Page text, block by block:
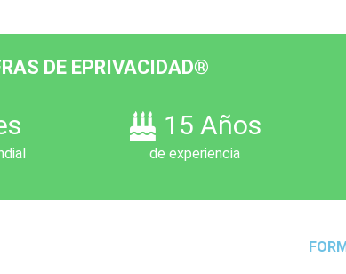
DE EPRIVACIDAD®
15 Años
de experiencia